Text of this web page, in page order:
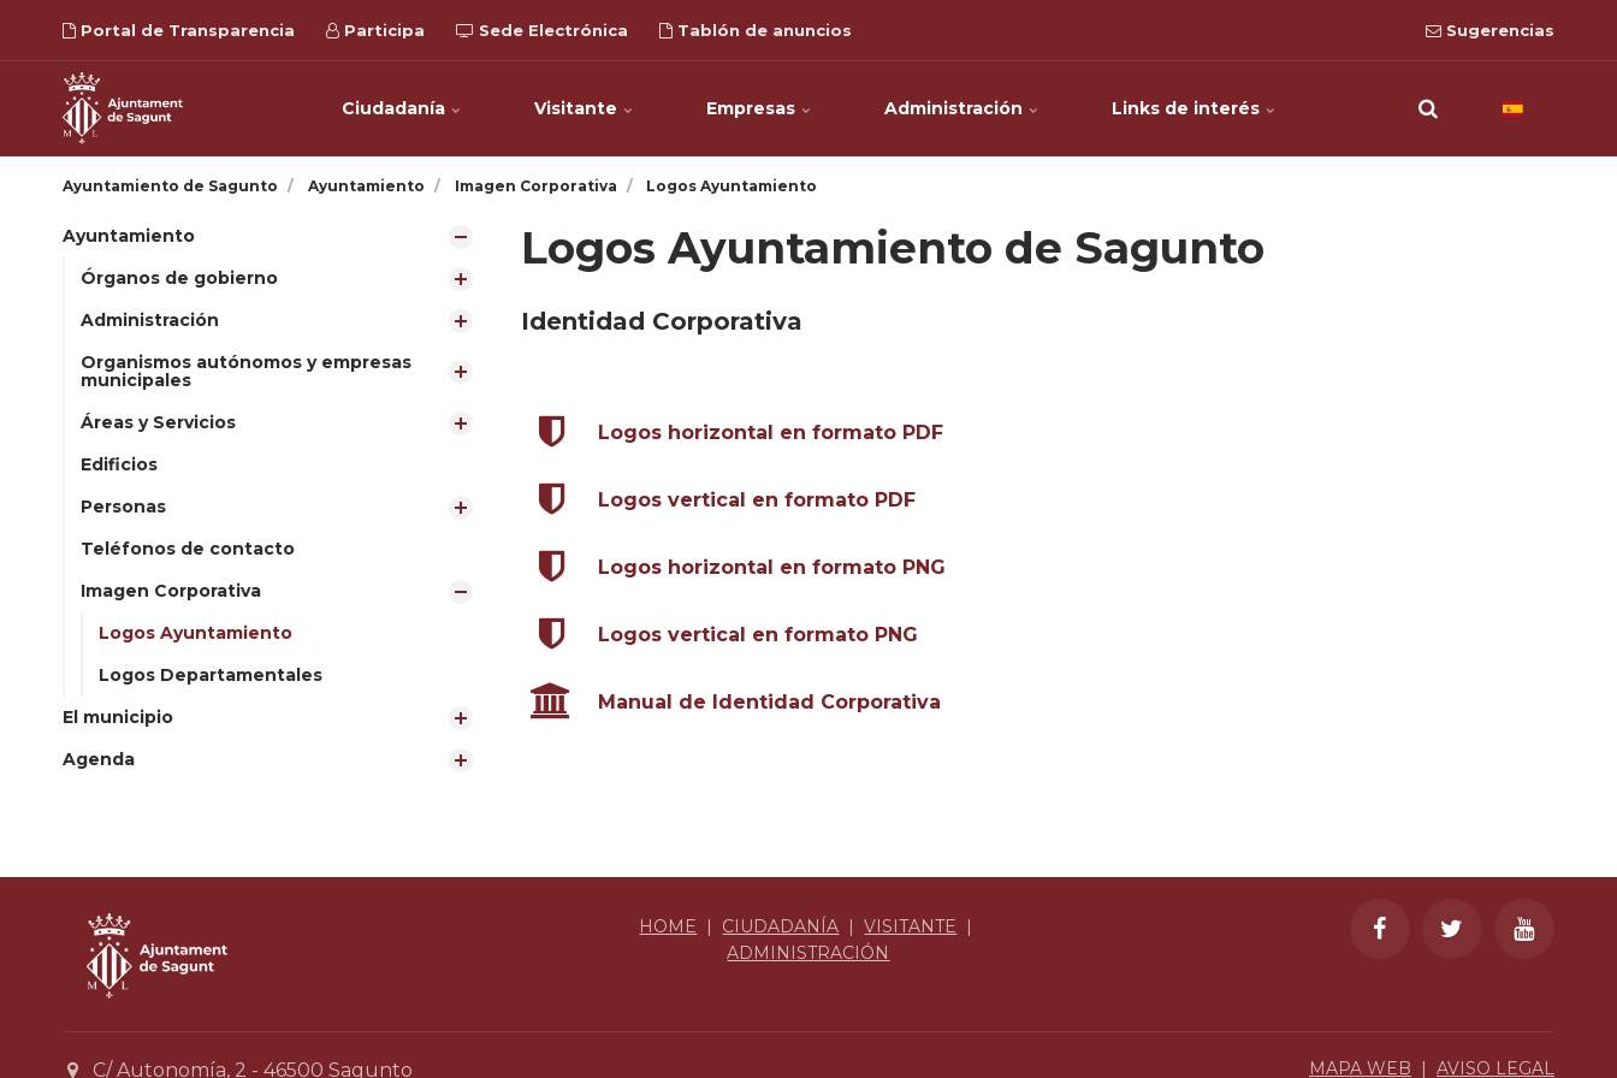
Portal de Transparencia Participa Sede Electrónica Tablón de anuncios Sugerencias
Ciudadanía Visitante Empresas Administración Links de interés
Ayuntamiento de Sagunto Ayuntamiento Imagen Corporativa Logos Ayuntamiento
Ayuntamiento
Órganos de gobierno
Administración
Organismos autónomos y empresas
municipales
Áreas y Servicios
Edificios
Personas
Teléfonos de contacto
Imagen Corporativa
Logos Ayuntamiento
Logos Departamentales
El municipio
Agenda
Logos Ayuntamiento de Sagunto
Identidad Corporativa
Logos horizontal en formato PDF
Logos vertical en formato PDF
Logos horizontal en formato PNG
Logos vertical en formato PNG
Manual de Identidad Corporativa
HOME | CIUDADANÍA |VISITANTE |
ADMINISTRACIÓN
C/ Autonomía, 2 - 46500 Sagunto MAPA WEB | AVISO LEGAL